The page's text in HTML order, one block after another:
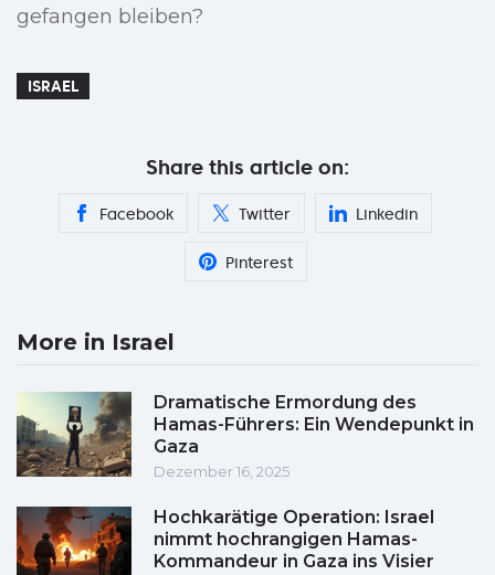
gefangen bleiben?
ISRAEL
Share this article on:
Facebook Twitter Linkedin
Pinterest
More in Israel
Dramatische Ermordung des
Hamas-Führers: Ein Wendepunkt in
Gaza
Dezember 16, 2025
Hochkarätige Operation: Israel
nimmt hochrangigen Hamas-
Kommandeur in Gaza ins Visier